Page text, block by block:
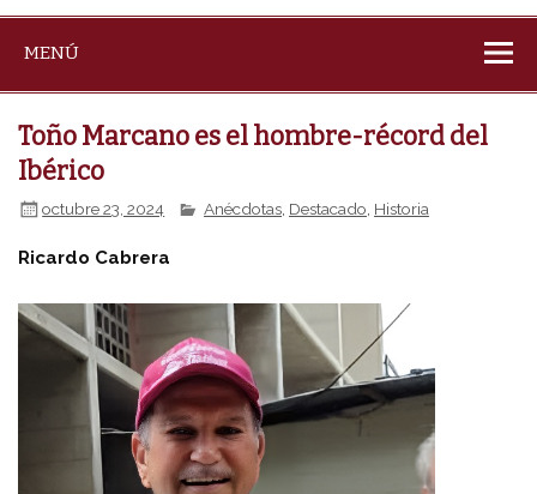
MENÚ
Toño Marcano es el hombre-récord del
Ibérico
octubre 23, 2024 Anécdotas Destacado Historia
Ricardo Cabrera